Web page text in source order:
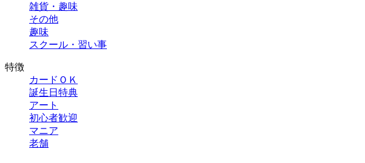
雑貨・趣味
その他
趣味
スクール・習い事
特徴
カードＯＫ
誕生日特典
アート
初心者歓迎
マニア
老舗